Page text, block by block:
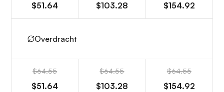
$51.64 $103.28 $154.92
Overdracht
$64.55
$51.64
$64.55
$103.28
$64.55
$154.92